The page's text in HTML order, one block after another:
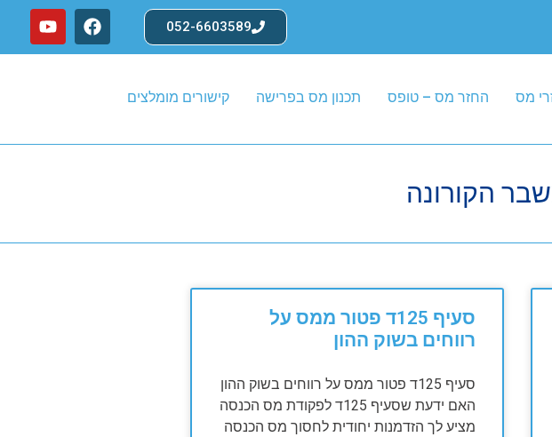
052-6603589
מס החזר מס – טופס תכנון מס בפרישה
קישורים מומלצים
הקורונה
סעיף 125ד פטור ממס על
רווחים בשוק ההון
סעיף 125ד פטור ממס על רווחים בשוק ההון
האם ידעת שסעיף 125ד לפקודת מס הכנסה
מציע לך הזדמנות יחודית לחסוך מס הכנסה